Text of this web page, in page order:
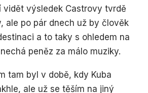
vidět výsledek Castrovy tvrdě
ale po pár dnech už by člověk
a to taky s ohledem na
peněz za málo muziky.
tam byl v době, kdy Kuba
ale už se těším na jiný